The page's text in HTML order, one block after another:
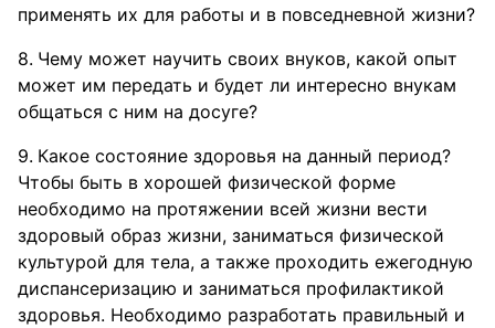
применять их для работы и в повседневной жизни?
Чему может научить своих внуков, какой опыт
может им передать и будет ли интересно внукам
общаться с ним на досуге?
Какое состояние здоровья на данный период?
Чтобы быть в хорошей физической форме
необходимо на протяжении всей жизни вести
здоровый образ жизни, заниматься физической
культурой для тела, а также проходить ежегодную
диспансеризацию и заниматься профилактикой
здоровья. Необходимо разработать правильный и